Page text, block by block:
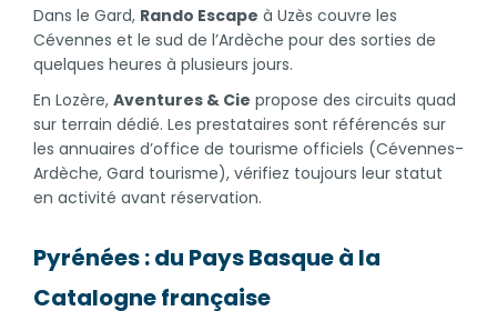
Dans le Gard, Rando Escape à Uzès couvre les
Cévennes et le sud de l’Ardèche pour des sorties de
quelques heures à plusieurs jours.
En Lozère, Aventures & Cie propose des circuits quad
sur terrain dédié. Les prestataires sont référencés sur
les annuaires d’office de tourisme officiels (Cévennes-
Ardèche, Gard tourisme), vérifiez toujours leur statut
en activité avant réservation.
Pyrénées : du Pays Basque à la
Catalogne française